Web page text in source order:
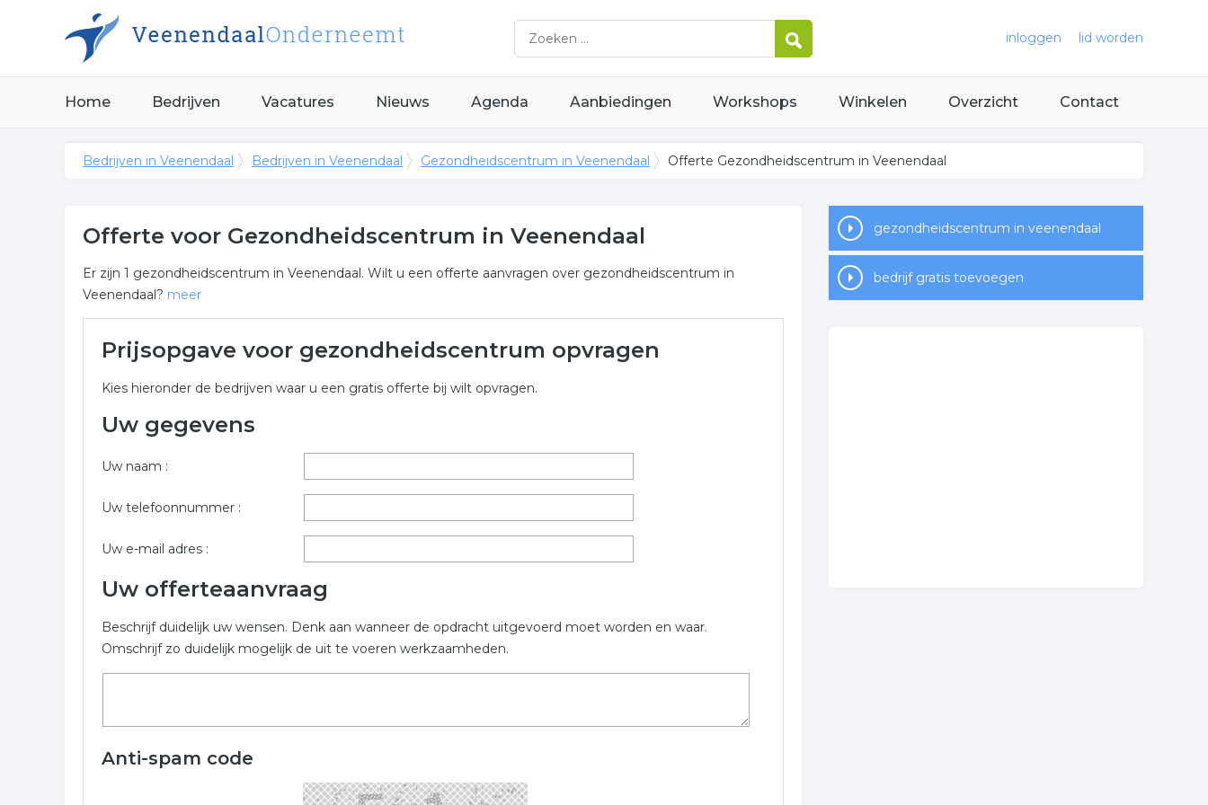
inloggen lid worden
Home Bedrijven Vacatures Nieuws Agenda Aanbiedingen Workshops Winkelen Overzicht Contact
Bedrijven in Veenendaal Bedrijven in Veenendaal Gezondheidscentrum in Veenendaal Offerte Gezondheidscentrum in Veenendaal
Offerte voor Gezondheidscentrum in Veenendaal
Er zijn 1 gezondheidscentrum in Veenendaal. Wilt u een offerte aanvragen over gezondheidscentrum in
Veenendaal? meer
Veenendaal voor een vrijblijvende aanvraag.
Vul onderstaand formulier in voor een prijs indicatie over gezondheidscentrum uit Veenendaal. Het overzicht
psychiater arts gezondheidscentrum huisartsenpost
Prijsopgave voor gezondheidscentrum opvragen
Kies hieronder de bedrijven waar u een gratis offerte bij wilt opvragen.
Uw gegevens
Uw naam :
Uw telefoonnummer :
Uw e-mail adres :
Uw offerteaanvraag
Beschrijf duidelijk uw wensen. Denk aan wanneer de opdracht uitgevoerd moet worden en waar.
Omschrijf zo duidelijk mogelijk de uit te voeren werkzaamheden.
Anti-spam code
gezondheidscentrum in veenendaal
bedrijf gratis toevoegen